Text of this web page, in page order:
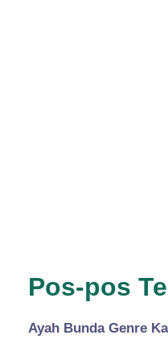
Pos-pos
Ayah Bunda Genre